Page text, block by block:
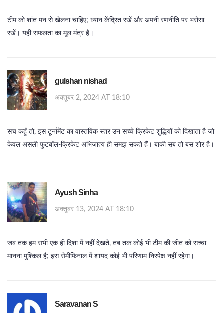
टीम को शांत मन से खेलना चाहिए; ध्यान केंद्रित रखें और अपनी रणनीति पर भरोसा
रखें। यही सफलता का मूल मंत्र है।
gulshan nishad
अक्तूबर 2, 2024 AT 18:10
सच कहूँ तो, इस टूर्नामेंट का वास्तविक स्तर उन सच्चे क्रिकेट शुद्धियों को दिखाता है जो
केवल असली फुटबॉल-क्रिकेट अभिजात्य ही समझ सकते हैं। बाकी सब तो बस शोर है।
Ayush Sinha
अक्तूबर 13, 2024 AT 18:10
जब तक हम सभी एक ही दिशा में नहीं देखते, तब तक कोई भी टीम की जीत को सच्चा
मानना मुश्किल है; इस सेमीफिनाल में शायद कोई भी परिणाम निरपेक्ष नहीं रहेगा।
Saravanan S